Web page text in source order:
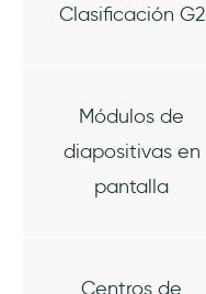
Clasificación G2
Módulos de
diapositivas en
pantalla
Centros de